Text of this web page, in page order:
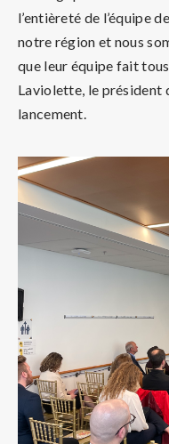
l’entièreté de l’équipe
notre région et nous
que leur équipe fait
Laviolette, le président
lancement.